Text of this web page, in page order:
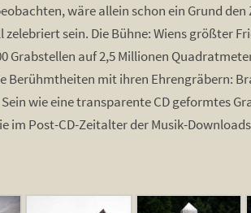
wäre allein schon ein Grund
sein. Die Bühne: Wiens größter
Grabstellen auf 2,5 Millionen
Berühmtheiten mit ihren Ehrengräbern:
wie eine transparente CD geformtes
im Post-CD-Zeitalter der Musik-